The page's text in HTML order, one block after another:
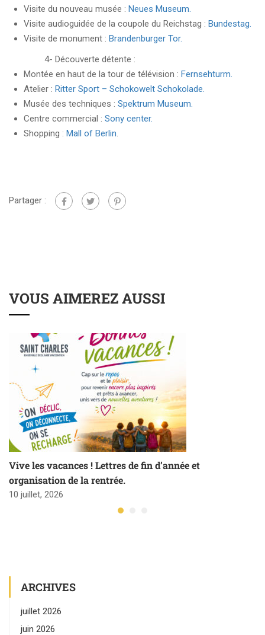
Visite du nouveau musée : Neues Museum.
Visite audioguidée de la coupole du Reichstag : Bundestag.
Visite de monument : Brandenburger Tor.
4- Découverte détente :
Montée en haut de la tour de télévision : Fernsehturm.
Atelier : Ritter Sport – Schokowelt Schokolade.
Musée des techniques : Spektrum Museum.
Centre commercial : Sony center.
Shopping : Mall of Berlin.
Partager :
VOUS AIMEREZ AUSSI
Vive les vacances ! Lettres de fin d’année et
organisation de la rentrée.
10 juillet, 2026
ARCHIVES
juillet 2026
juin 2026